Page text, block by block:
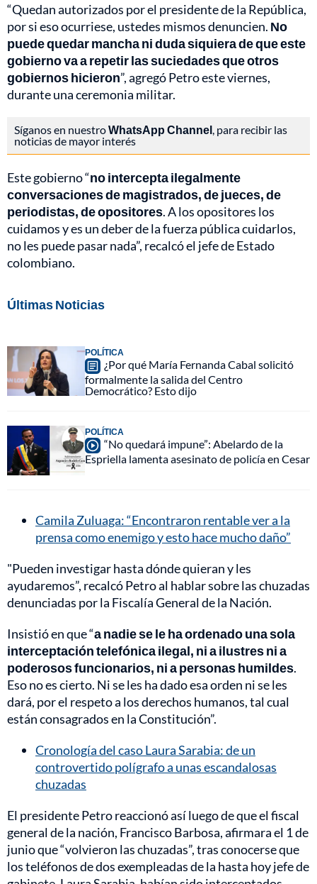
“Quedan autorizados por el presidente de la República,
por si eso ocurriese, ustedes mismos denuncien. No
puede quedar mancha ni duda siquiera de que este
gobierno va a repetir las suciedades que otros
gobiernos hicieron”, agregó Petro este viernes,
durante una ceremonia militar.
Síganos en nuestroWhatsApp Channel , para recibir las
noticias de mayor interés
Este gobierno “no intercepta ilegalmente
conversaciones de magistrados, de jueces, de
periodistas, de opositores. A los opositores los
cuidamos y es un deber de la fuerza pública cuidarlos,
no les puede pasar nada”, recalcó el jefe de Estado
colombiano.
Últimas Noticias
POLÍTICA
¿Por qué María Fernanda Cabal solicitó
formalmente la salida del Centro
Democrático? Esto dijo
POLÍTICA
“No quedará impune”: Abelardo de la
Espriella lamenta asesinato de policía en Cesar
Camila Zuluaga: “Encontraron rentable ver a la
prensa como enemigo y esto hace mucho daño”
"Pueden investigar hasta dónde quieran y les
ayudaremos”, recalcó Petro al hablar sobre las chuzadas
denunciadas por la Fiscalía General de la Nación.
Insistió en que “a nadie se le ha ordenado una sola
interceptación telefónica ilegal, ni a ilustres ni a
poderosos funcionarios, ni a personas humildes.
Eso no es cierto. Ni se les ha dado esa orden ni se les
dará, por el respeto a los derechos humanos, tal cual
están consagrados en la Constitución”.
Cronología del caso Laura Sarabia: de un
controvertido polígrafo a unas escandalosas
chuzadas
El presidente Petro reaccionó así luego de que el fiscal
general de la nación, Francisco Barbosa, afirmara el 1 de
junio que “volvieron las chuzadas”, tras conocerse que
los teléfonos de dos exempleadas de la hasta hoy jefe de